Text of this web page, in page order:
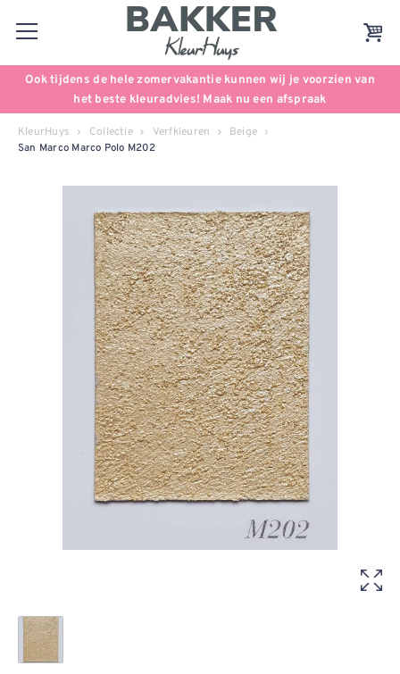
Ook tijdens de hele zomervakantie kunnen wij je voorzien van
het beste kleuradvies! Maak nu een afspraak
KleurHuys Collectie Verfkleuren Beige
San Marco Marco Polo M202